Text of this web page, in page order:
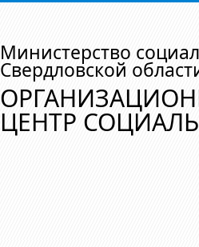
Министерство
Свердловской
ЦЕНТР